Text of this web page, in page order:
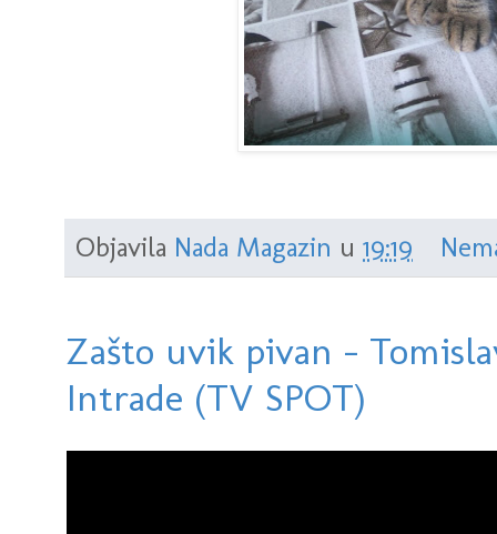
Objavila Nada Magazin u 19:19
Zašto uvik pivan -
Intrade (TV SPOT)